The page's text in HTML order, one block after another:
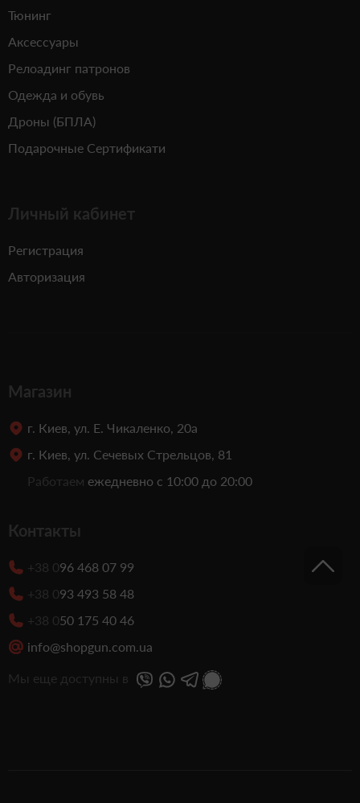
Тюнинг
Аксессуары
Релоадинг патронов
Одежда и обувь
Дроны (БПЛА)
Подарочные Сертификати
Личный кабинет
Регистрация
Авторизация
Магазин
г. Киев, ул. Е. Чикаленко, 20а
г. Киев, ул. Сечевых Стрельцов, 81
Работаем ежедневно с 10:00 до 20:00
Контакты
+38 096 468 07 99
+38 093 493 58 48
+38 050 175 40 46
info@shopgun.com.ua
Мы еще доступны в